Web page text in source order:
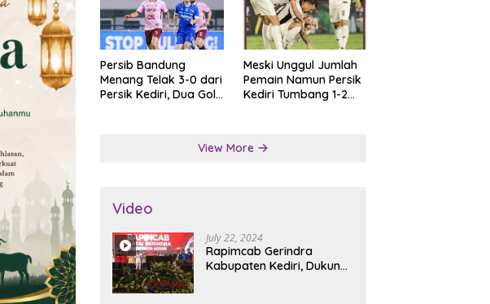
Persib Bandung
Menang Telak 3-0 dari
Persik Kediri, Dua Gol
Meski Unggul Jumlah
Pemain Namun Persik
Kediri Tumbang 1-2
View More
Video
July 22, 2024
Rapimcab Gerindra
Kabupaten Kediri, Dukung